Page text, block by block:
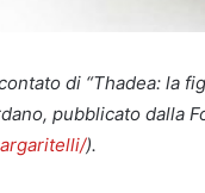
di “Thadea: la
pubblicato dalla
).